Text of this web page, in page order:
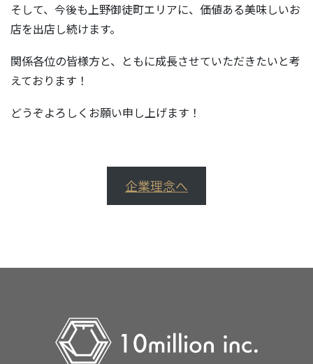
そして、今後も上野御徒町エリアに、価値ある美味しいお
店を出店し続けます。
関係各位の皆様方と、ともに成長させていただきたいと考
えております！
どうぞよろしくお願い申し上げます！
企業理念へ